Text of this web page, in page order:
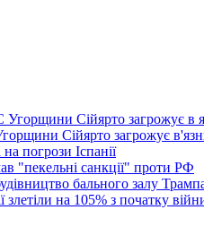
Сійярто загрожує
на погрози Іспанії
"пекельні санкції" проти РФ
бального залу
злетіли на 105% з початку